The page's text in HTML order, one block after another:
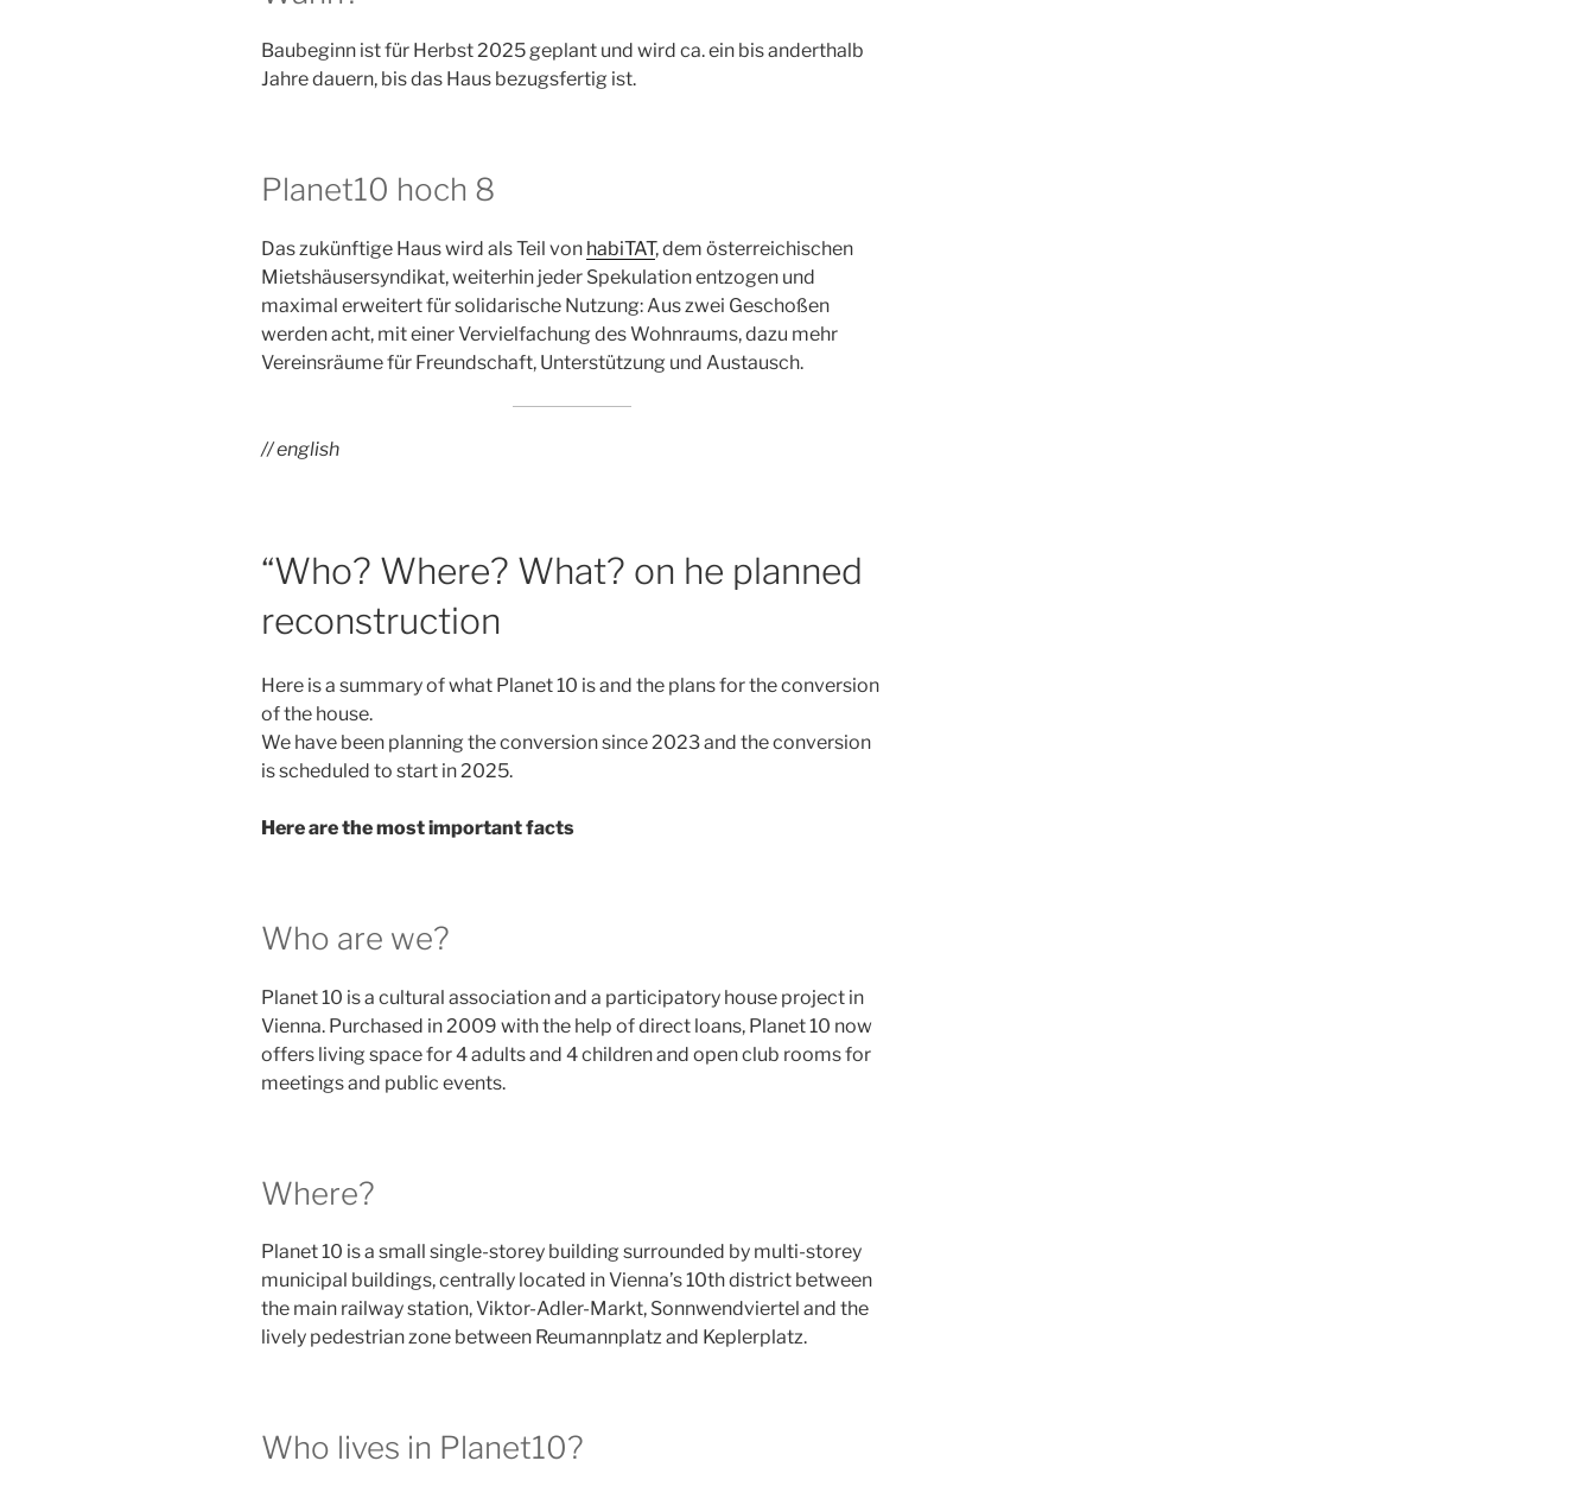
Baubeginn ist für Herbst 2025 geplant und wird ca. ein bis anderthalb
Jahre dauern, bis das Haus bezugsfertig ist.
Planet10 hoch 8
Das zukünftige Haus wird als Teil von habiTAT, dem österreichischen
Mietshäusersyndikat, weiterhin jeder Spekulation entzogen und
maximal erweitert für solidarische Nutzung: Aus zwei Geschoßen
werden acht, mit einer Vervielfachung des Wohnraums, dazu mehr
Vereinsräume für Freundschaft, Unterstützung und Austausch.
// english
“Who? Where? What? on he planned
reconstruction
Here is a summary of what Planet 10 is and the plans for the conversion
of the house.
We have been planning the conversion since 2023 and the conversion
is scheduled to start in 2025.
Here are the most important facts
Who are we?
Planet 10 is a cultural association and a participatory house project in
Vienna. Purchased in 2009 with the help of direct loans, Planet 10 now
offers living space for 4 adults and 4 children and open club rooms for
meetings and public events.
Where?
Planet 10 is a small single-storey building surrounded by multi-storey
municipal buildings, centrally located in Vienna’s 10th district between
the main railway station, Viktor-Adler-Markt, Sonnwendviertel and the
lively pedestrian zone between Reumannplatz and Keplerplatz.
Who lives in Planet10?